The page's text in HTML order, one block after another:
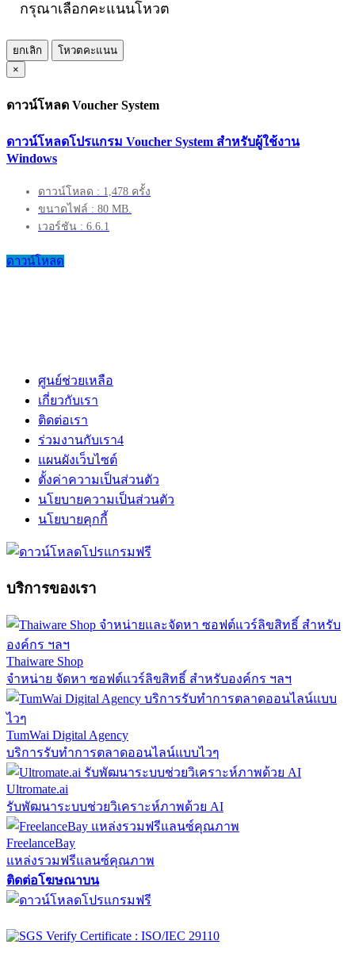
กรุณาเลือกคะแนนโหวต
ยกเลิก
โหวตคะแนน
×
ดาวน์โหลด Voucher System
ดาวน์โหลดโปรแกรม Voucher System สำหรับผู้ใช้งาน
Windows
ดาวน์โหลด : 1,478 ครั้ง
ขนาดไฟล์ : 80 MB.
เวอร์ชัน : 6.6.1
ดาวน์โหลด
ศูนย์ช่วยเหลือ
เกี่ยวกับเรา
ติดต่อเรา
ร่วมงานกับเรา4
แผนผังเว็บไซต์
ตั้งค่าความเป็นส่วนตัว
นโยบายความเป็นส่วนตัว
นโยบายคุกกี้
บริการของเรา
Thaiware Shop
จำหน่าย จัดหา ซอฟต์แวร์ลิขสิทธิ์ สำหรับองค์กร ฯลฯ
TumWai Digital Agency
บริการรับทำการตลาดออนไลน์แบบไวๆ
Ultromate.ai
รับพัฒนาระบบช่วยวิเคราะห์ภาพด้วย AI
FreelanceBay
แหล่งรวมฟรีแลนซ์คุณภาพ
ติดต่อโฆษณาบน